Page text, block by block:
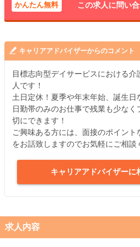
かんたん無料 この求人に問い
キャリアアドバイザーからのコメント
目標志向型デイサービスにおける介
人です！
土日定休！夏季や年末年始、誕生日
日勤帯のみのお仕事で残業も少なく
切にできます！
ご興味ある方には、面接のポイント
をお話致しますのでお気軽にご相談
キャリアアドバイザーに
求人内容